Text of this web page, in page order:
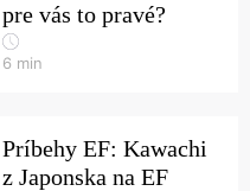
pre vás to pravé?
6 min
Príbehy EF: Kawachi
z Japonska na EF